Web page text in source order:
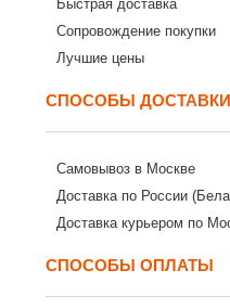
Быстрая доставка
Сопровождение покупки
Лучшие цены
СПОСОБЫ ДОСТАВКИ
Самовывоз в Москве
Доставка по России
Доставка курьером по
СПОСОБЫ ОПЛАТЫ